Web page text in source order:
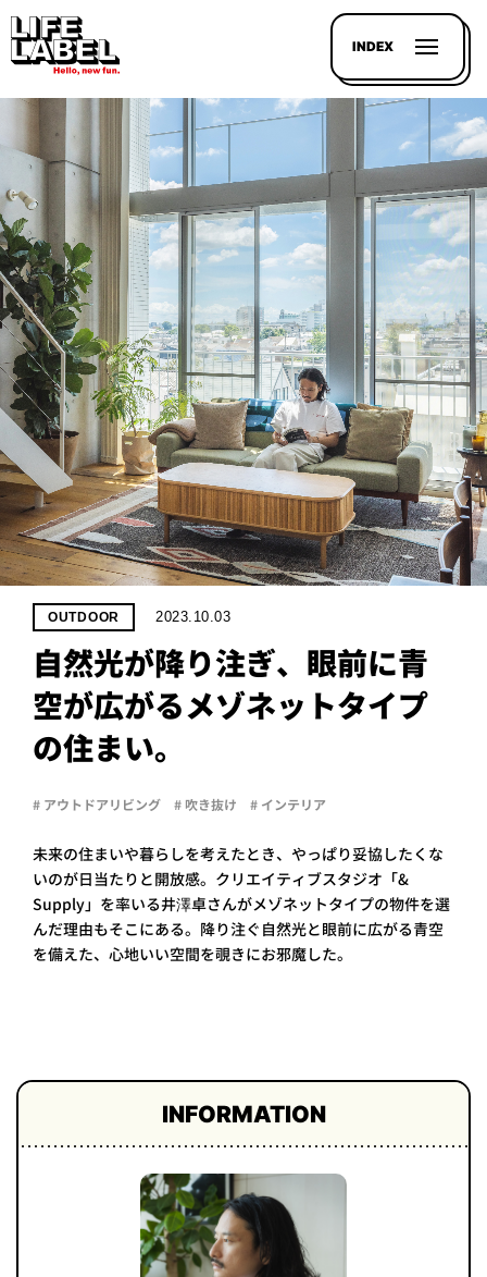
INDEX
記事を
探す
LL
HOUSE
LINE-
UP
PROJECT
WHAT’S
LIFE
LABEL
ライフレー
ついて
会社概
要
企業の
方へ
報
OUTDOOR 2023.10.03
自然光が降り注ぎ、眼前に青
空が広がるメゾネットタイプ
の住まい。
# アウトドアリビング # 吹き抜け # インテリア
未来の住まいや暮らしを考えたとき、やっぱり妥協したくな
いのが日当たりと開放感。クリエイティブスタジオ「&
Supply」を率いる井澤卓さんがメゾネットタイプの物件を選
んだ理由もそこにある。降り注ぐ自然光と眼前に広がる青空
を備えた、心地いい空間を覗きにお邪魔した。
INFORMATION